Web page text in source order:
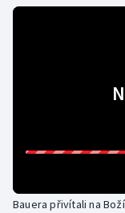
Házená
Bauera přivítali na